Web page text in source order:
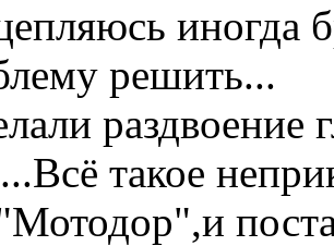
иногда
решить...
раздвоение
такое